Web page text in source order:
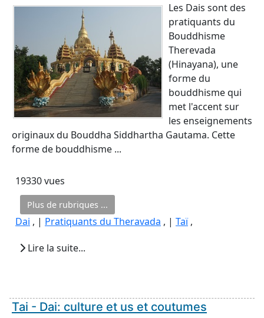
Les Dais sont des
pratiquants du
Bouddhisme
Therevada
(Hinayana), une
forme du
bouddhisme qui
met l'accent sur
les enseignements
originaux du Bouddha Siddhartha Gautama. Cette
forme de bouddhisme ...
19330 vues
Plus de rubriques ...
Dai , | Pratiquants du Theravada , | Taï,
Lire la suite...
Tai - Dai: culture et us et coutumes